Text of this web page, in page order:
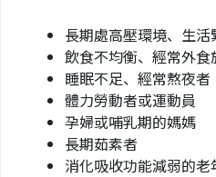
長期處高壓環境、生活
飲食不均衡、經常外食
睡眠不足、經常熬夜者
體力勞動者或運動員
孕婦或哺乳期的媽媽
長期茹素者
消化吸收功能減弱的老